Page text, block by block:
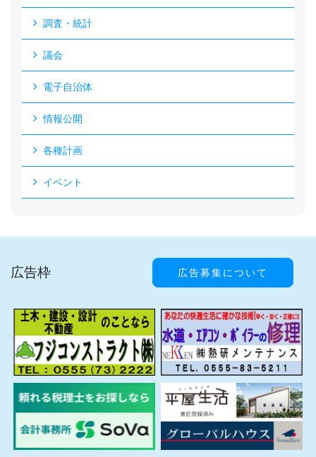
調査・統計
議会
電子自治体
情報公開
各種計画
イベント
広告枠 広告募集について